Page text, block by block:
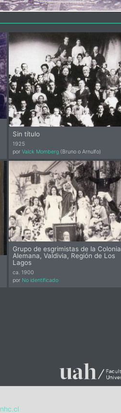
Sin título
1925
por Valck Momberg(Bruno o Arnulfo)
Grupo de esgrimistas de la Colonia
Alemana, Valdivia, Región de Los
Lagos
ca. 1900
por No identificado
nhc.cl